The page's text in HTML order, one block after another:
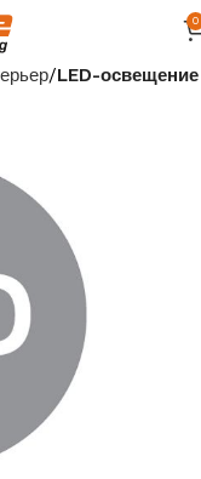
0
LED-освещение